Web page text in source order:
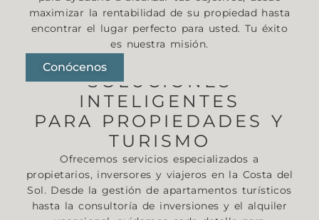
maximizar la rentabilidad de su propiedad hasta
encontrar el lugar perfecto para usted. Tu éxito
es nuestra misión.
Conócenos
SOLUCIONES
INTELIGENTES
PARA PROPIEDADES Y
TURISMO
Ofrecemos servicios especializados a
propietarios, inversores y viajeros en la Costa del
Sol. Desde la gestión de apartamentos turísticos
hasta la consultoría de inversiones y el alquiler